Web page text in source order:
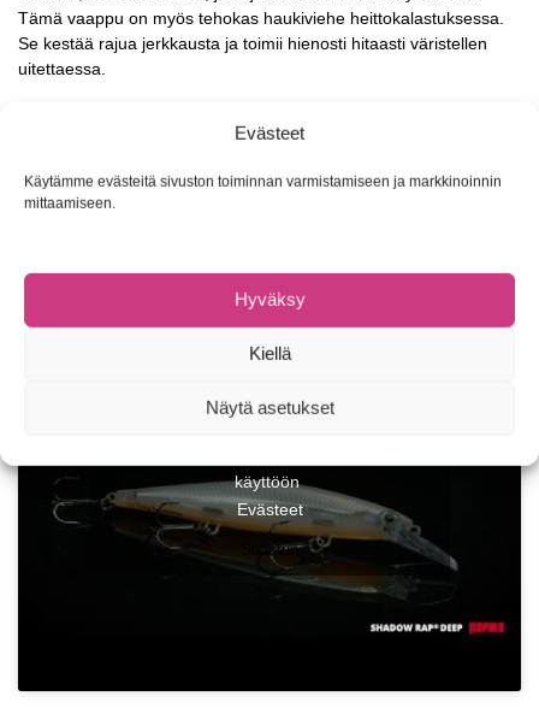
Evästeet
Käytämme evästeitä sivuston toiminnan varmistamiseen ja markkinoinnin
mittaamiseen.
Hyväksy
Kiellä
Näytä asetukset
Tämä vaappu on myös tehokas haukiviehe heittokalastuksessa.
Se kestää rajua jerkkausta ja toimii hienosti hitaasti väristellen
uitettaessa.
koukuilla sekä koeuitettu ja käsin viritetty uimaan juuri niin kuin
käyttöön
Evästeet
Suostun